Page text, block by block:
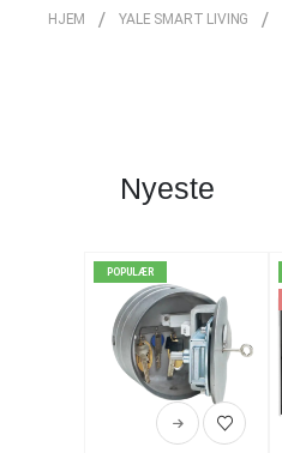
HJEM YALE SMART LIVING
Nyeste
POPULÆR